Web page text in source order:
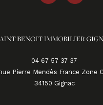
BENOIT IMMOBILIER
04 67 57 37 37
Pierre Mendès France Zone
34150
gignac